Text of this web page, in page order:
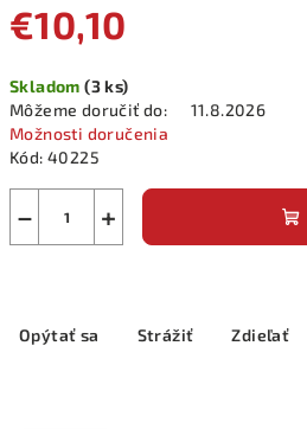
€10,10
cena:
Skladom(3 ks)
Môžeme doručiť do:
11.8.2026
Možnosti doručenia
Kód: 40225
+
−
Opýtať sa Strážiť Zdieľať